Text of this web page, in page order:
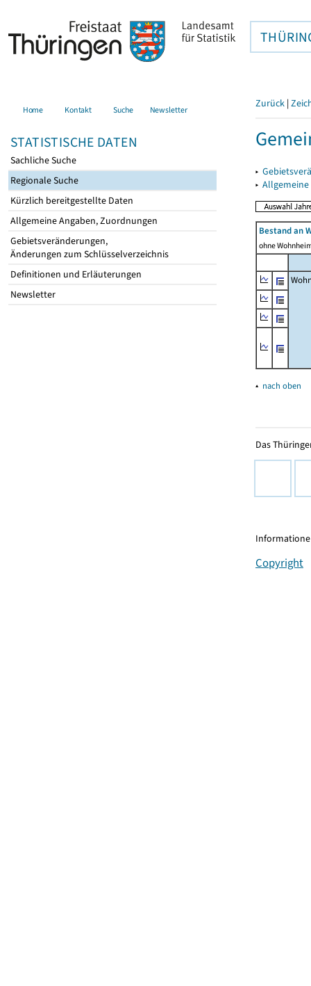
Home Kontakt Suche Newsletter
STATISTISCHE DATEN
Sachliche Suche
Regionale Suche
Kürzlich bereitgestellte Daten
Allgemeine Angaben, Zuordnungen
Gebietsveränderungen,
Änderungen zum Schlüsselverzeichnis
Definitionen und Erläuterungen
Newsletter
Zurück |
▸
▸
Bestand an
ohne
▴ nach oben
Das
Copyright